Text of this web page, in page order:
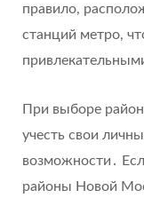
правило,
станций метро,
При выборе
учесть свои
возможности․
районы Новой